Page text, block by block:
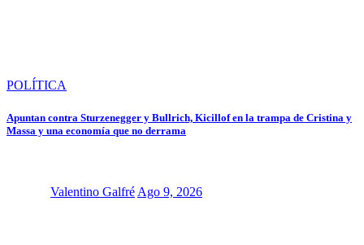
POLÍTICA
Apuntan contra Sturzenegger y Bullrich, Kicillof en la trampa de Cristina y
Massa y una economía que no derrama
Valentino Galfré Ago 9, 2026